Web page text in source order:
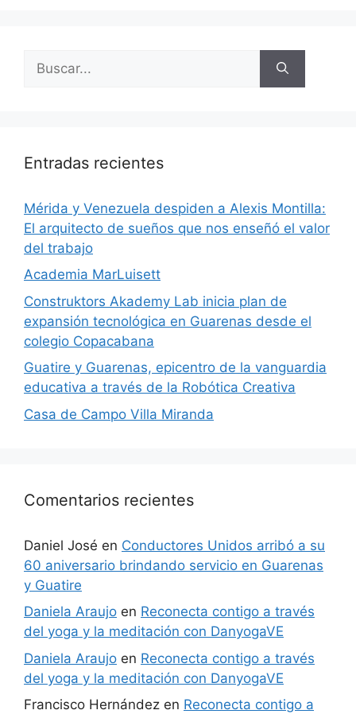
Entradas recientes
​Mérida y Venezuela despiden a Alexis Montilla:
El arquitecto de sueños que nos enseñó el valor
del trabajo
Academia MarLuisett
Construktors Akademy Lab inicia plan de
expansión tecnológica en Guarenas desde el
colegio Copacabana
Guatire y Guarenas, epicentro de la vanguardia
educativa a través de la Robótica Creativa
Casa de Campo Villa Miranda
Comentarios recientes
Daniel José en Conductores Unidos arribó a su
60 aniversario brindando servicio en Guarenas
y Guatire
Daniela Araujo en Reconecta contigo a través
del yoga y la meditación con DanyogaVE
Daniela Araujo en Reconecta contigo a través
del yoga y la meditación con DanyogaVE
Francisco Hernández en Reconecta contigo a